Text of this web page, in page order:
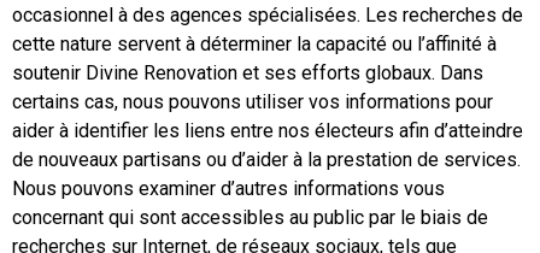
occasionnel à des agences spécialisées. Les recherches de
cette nature servent à déterminer la capacité ou l’affinité à
soutenir Divine Renovation et ses efforts globaux. Dans
certains cas, nous pouvons utiliser vos informations pour
aider à identifier les liens entre nos électeurs afin d’atteindre
de nouveaux partisans ou d’aider à la prestation de services.
Nous pouvons examiner d’autres informations vous
concernant qui sont accessibles au public par le biais de
recherches sur Internet, de réseaux sociaux, tels que